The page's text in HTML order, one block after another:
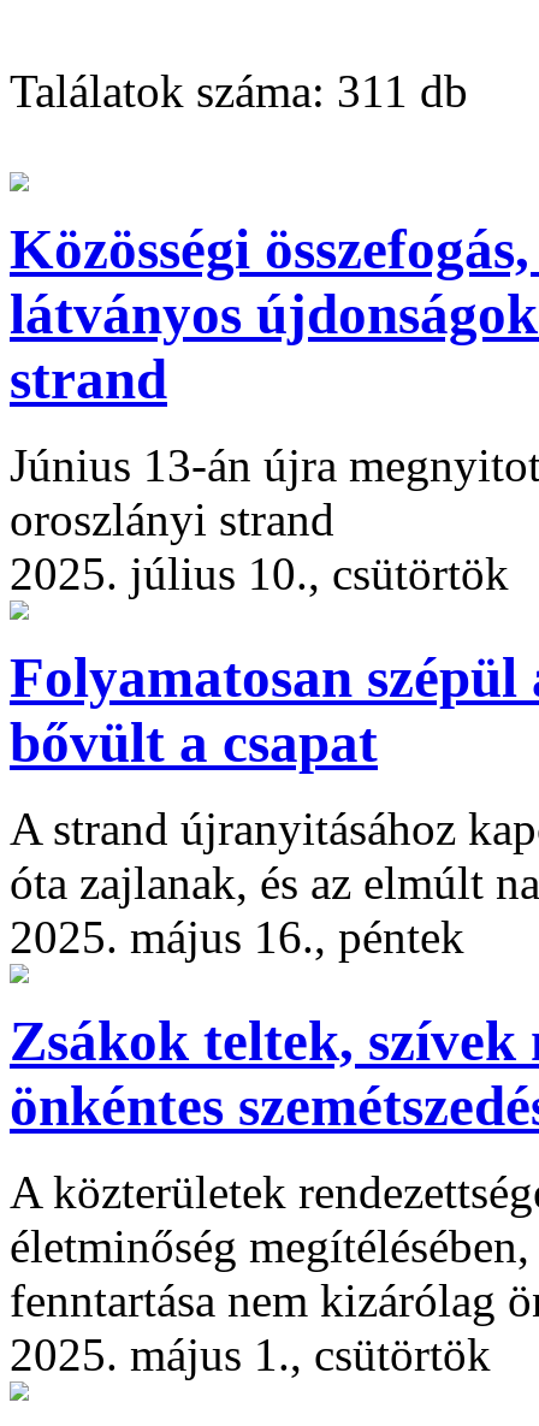
Találatok száma: 311 db
Közösségi
látványos
strand
Június 13-án újra
oroszlányi strand
2025. július 10., csütörtök
Folyamatosan
bővült a csapat
A strand újranyitásához
óta zajlanak, és az elmúlt
2025. május 16., péntek
Zsákok teltek,
önkéntes
A közterületek
életminőség
fenntartása nem kizárólag
2025. május 1., csütörtök